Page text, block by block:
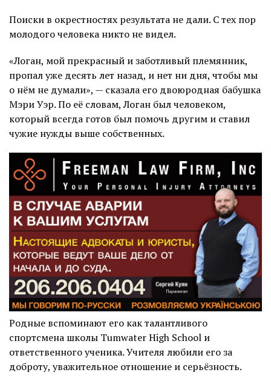
Поиски в окрестностях результата не дали. С тех пор
молодого человека никто не видел.
«Логан, мой прекрасный и заботливый племянник,
пропал уже десять лет назад, и нет ни дня, чтобы мы
о нём не думали», — сказала его двоюродная бабушка
Мэри Уэр. По её словам, Логан был человеком,
который всегда готов был помочь другим и ставил
чужие нужды выше собственных.
Родные вспоминают его как талантливого
спортсмена школы Tumwater High School и
ответственного ученика. Учителя любили его за
доброту, уважительное отношение и серьёзность.